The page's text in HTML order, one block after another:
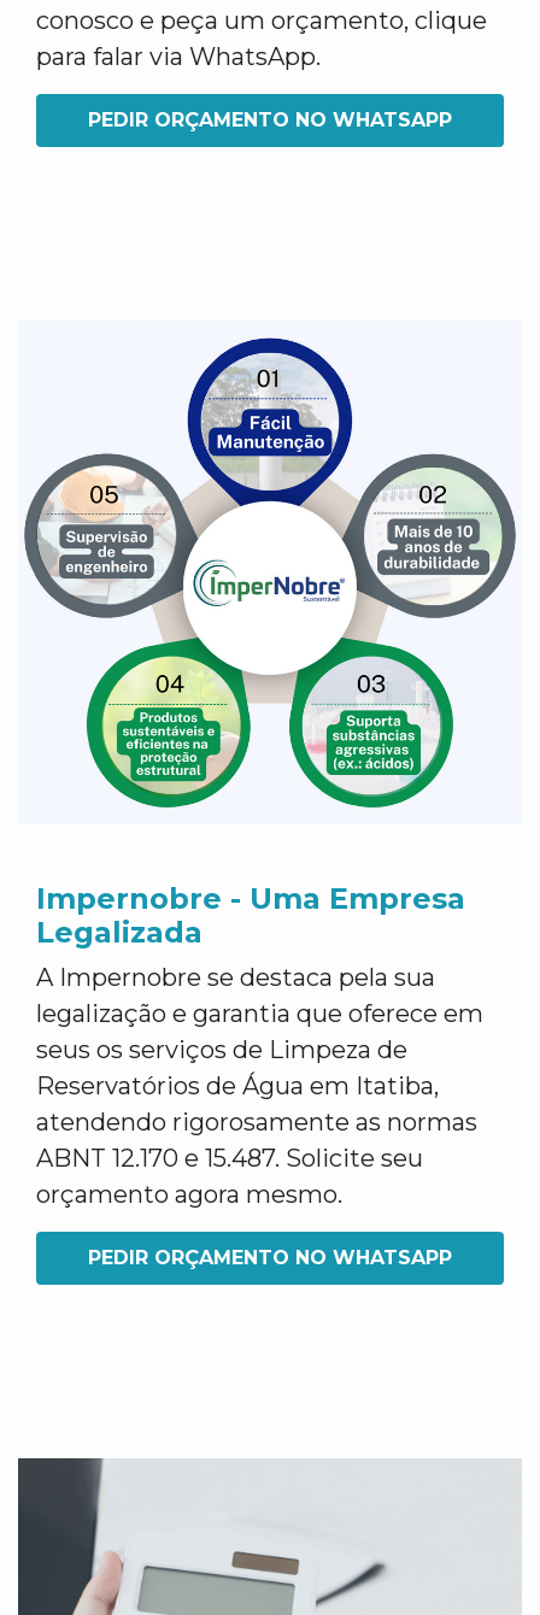
conosco e peça um orçamento, clique
para falar via WhatsApp.
PEDIR ORÇAMENTO NO WHATSAPP
Impernobre - Uma Empresa
Legalizada
A Impernobre se destaca pela sua
legalização e garantia que oferece em
seus os serviços de Limpeza de
Reservatórios de Água em Itatiba,
atendendo rigorosamente as normas
ABNT 12.170 e 15.487. Solicite seu
orçamento agora mesmo.
PEDIR ORÇAMENTO NO WHATSAPP